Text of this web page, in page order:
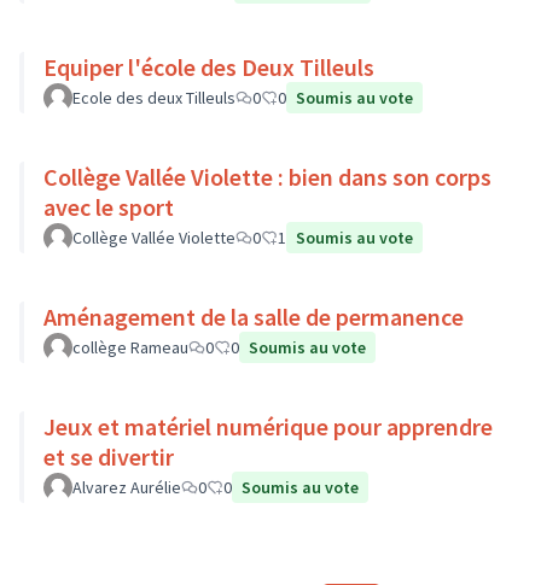
Equiper l'école des Deux Tilleuls
Ecole des deux Tilleuls 0 0 Soumis au vote
Collège Vallée Violette : bien dans son corps
avec le sport
Collège Vallée Violette 0 1 Soumis au vote
Aménagement de la salle de permanence
collège Rameau 0 0 Soumis au vote
Jeux et matériel numérique pour apprendre
et se divertir
Alvarez Aurélie 0 0 Soumis au vote